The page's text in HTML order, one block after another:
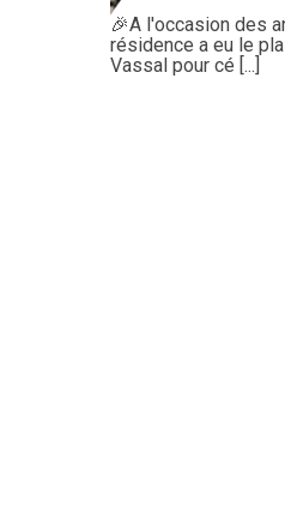
🎉A l'occasion des
résidence a eu le
Vassal pour cé [...]